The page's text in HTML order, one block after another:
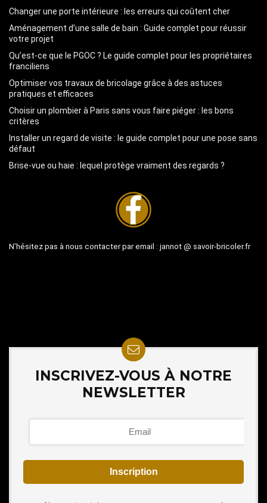
Changer une porte intérieure : les erreurs qui coûtent cher
Aménagement d’une salle de bain : Guide complet pour réussir
votre projet
Qu’est-ce que le PGOC ? Le guide complet pour les propriétaires
franciliens
Optimiser vos travaux de bricolage grâce à des astuces
pratiques et efficaces
Choisir un plombier à Paris sans vous faire piéger : les bons
critères
Installer un regard de visite : le guide complet pour une pose sans
défaut
Brise-vue ou haie : lequel protège vraiment des regards ?
N’hésitez pas à nous contacter par email : jannot @ savoir-bricoler.fr
INSCRIVEZ-VOUS À NOTRE
NEWSLETTER